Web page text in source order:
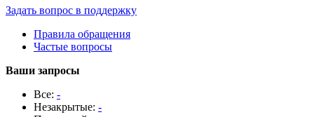
Задать вопрос в поддержку
Правила обращения
Частые вопросы
Ваши запросы
Все: -
Незакрытые: -